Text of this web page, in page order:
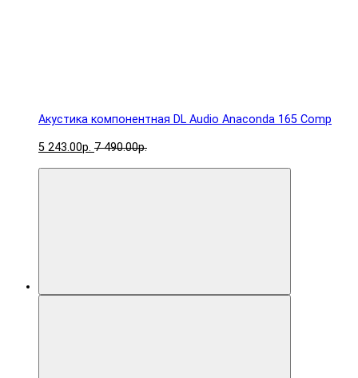
Акустика компонентная DL Audio Anaconda 165 Comp
5 243.00р. 7 490.00р.